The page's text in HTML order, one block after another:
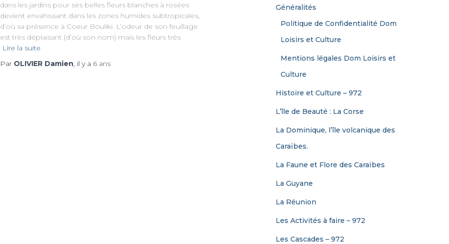
dans les jardins pour ses belles fleurs blanches à rosées
devient envahissant dans les zones humides subtropicales,
d’où sa présence à Coeur Bouliki. L’odeur de son feuillage
est très déplaisant (d’où son nom) mais les fleurs très
Lire la suite
Par OLIVIER Damien, il y a 6 ans
Généralités
Politique de Confidentialité Dom
Loisirs et Culture
Mentions légales Dom Loisirs et
Culture
Histoire et Culture – 972
L’île de Beauté : La Corse
La Dominique, l’île volcanique des
Caraïbes.
La Faune et Flore des Caraïbes
La Guyane
La Réunion
Les Activités à faire – 972
Les Cascades – 972